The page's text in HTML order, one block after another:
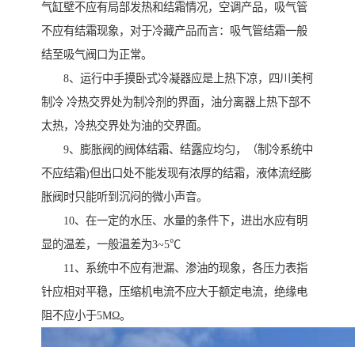
气缸壁不应有局部发热和结霜情况，空调产品，吸气管
不应有结霜现象，对于冷藏产品而言：吸气管结霜一般
结至吸气阀口为正常。
8、运行中手摸卧式冷凝器应是上热下凉，四川美柯
制冷 冷热交界处为制冷剂的界面，油分离器上热下部不
太热，冷热交界处为油的交界面。
9、膨胀阀的阀体结霜、结露应均匀，（制冷系统中
不应结霜)但出口处不能发现有浓厚的结霜，液体流经膨
胀阀时只能听到沉闷的微小声音。
10、在一定的水压、水量的条件下，进出水应有明
显的温差，一般温差为3~5℃
11、系统中不应有泄漏、渗油的现象，各压力表指
针应相对平稳，压缩机电流不应大于额定电流，绝缘电
阻不应小于5MΩ。